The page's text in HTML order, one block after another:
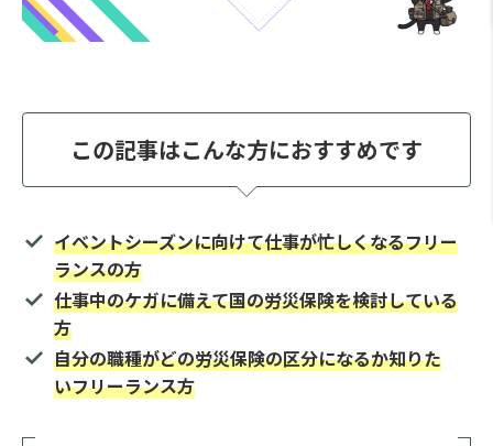
この記事はこんな方におすすめです
イベントシーズンに向けて仕事が忙しくなるフリー
ランスの方
仕事中のケガに備えて国の労災保険を検討している
方
自分の職種がどの労災保険の区分になるか知りた
いフリーランス方